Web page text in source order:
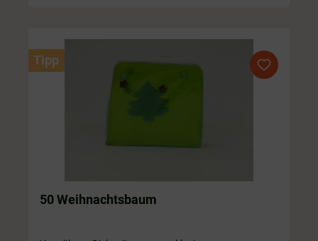
Tipp
50 Weihnachtsbaum